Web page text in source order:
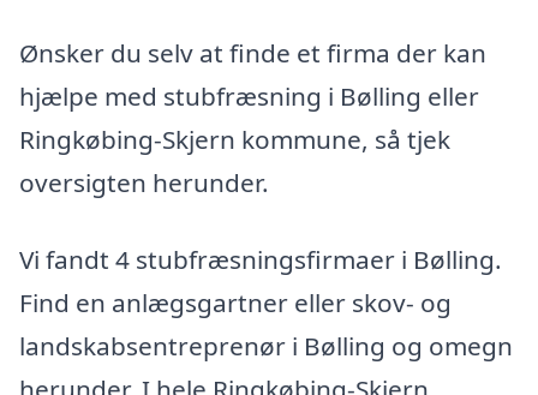
Ønsker du selv at finde et firma der kan
hjælpe med stubfræsning i Bølling eller
Ringkøbing-Skjern kommune, så tjek
oversigten herunder.
Vi fandt 4 stubfræsningsfirmaer i Bølling.
Find en anlægsgartner eller skov- og
landskabsentreprenør i Bølling og omegn